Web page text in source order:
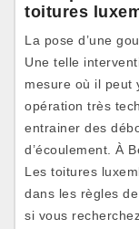
toitures
La pose d’une
Une telle
mesure où il peut
opération très
entrainer des
d’écoulement. À
Les toitures
dans les règles
si vous